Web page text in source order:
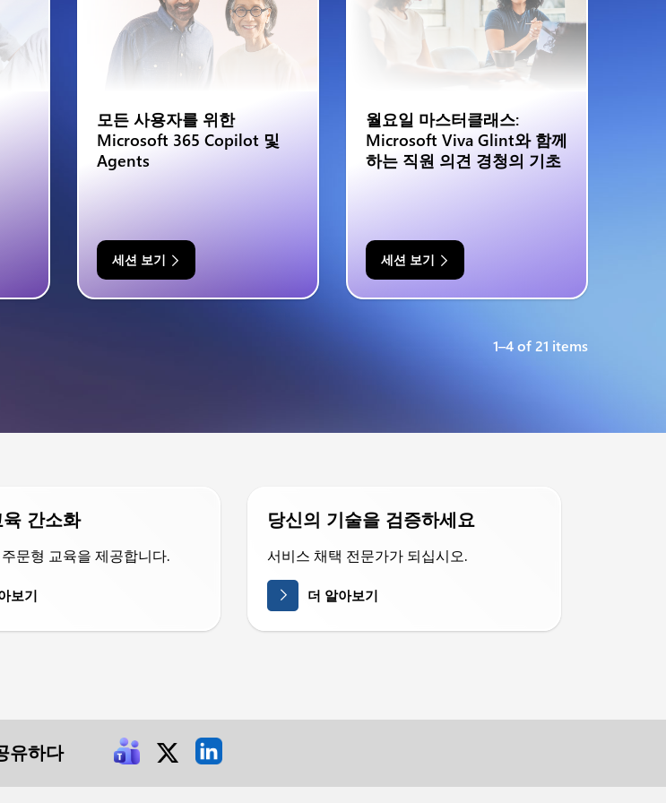
모든 사용자를 위한
Microsoft 365 Copilot 및
Agents
세션 보기
월요일 마스터클래스:
Microsoft Viva Glint와 함께
하는 직원 의견 경청의 기초
세션 보기
1–4 of 21 items
간소화
문형 교육을 제공합니다.
보기
당신의 기술을 검증하세요
서비스 채택 전문가가 되십시오.
더 알아보기
유하다